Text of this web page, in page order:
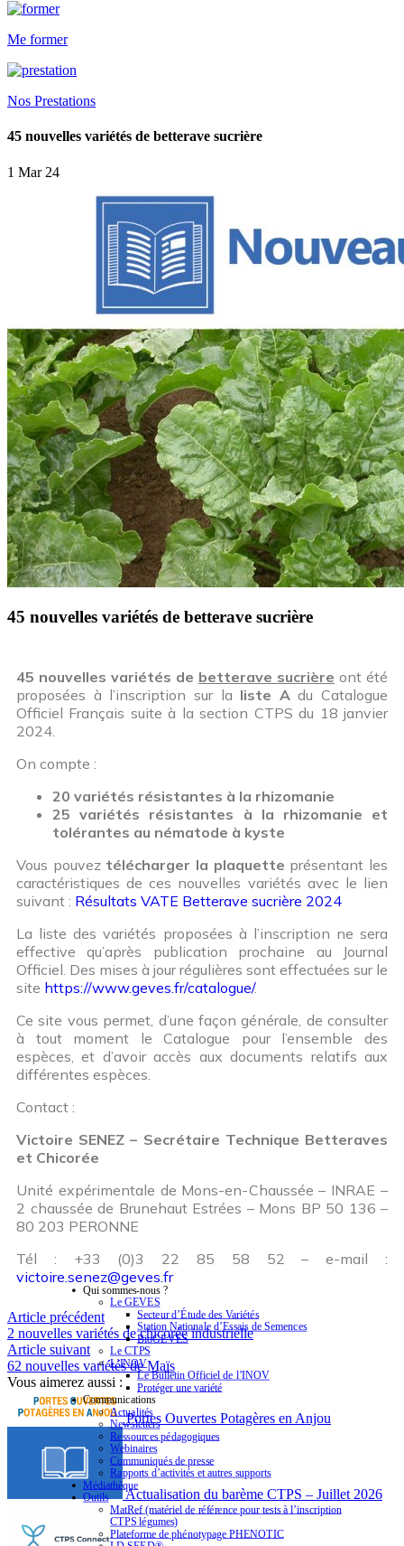
Me former
Nos Prestations
45 nouvelles variétés de betterave sucrière
1 Mar 24
45 nouvelles variétés de betterave sucrière
45 nouvelles variétés de betterave sucrière ont été
proposées à l’inscription sur la liste Adu Catalogue
Officiel Français suite à la section CTPS du 18 janvier
2024.
On compte :
20 variétés résistantes à la rhizomanie
25 variétés résistantes à la rhizomanie et
tolérantes au nématode à kyste
Vous pouvez télécharger la plaquette présentant les
caractéristiques de ces nouvelles variétés avec le lien
suivant : Résultats VATE Betterave sucrière 2024
La liste des variétés proposées à l’inscription ne sera
effective qu’après publication prochaine au Journal
Officiel. Des mises à jour régulières sont effectuées sur le
site https://www.geves.fr/catalogue/.
Ce site vous permet, d’une façon générale, de consulter
à tout moment le Catalogue pour l’ensemble des
espèces, et d’avoir accès aux documents relatifs aux
différentes espèces.
Contact :
Victoire SENEZ – Secrétaire Technique Betteraves
et Chicorée
Unité expérimentale de Mons-en-Chaussée – INRAE –
2 chaussée de Brunehaut Estrées – Mons BP 50 136 –
80 203 PERONNE
Tél : +33 (0)3 22 85 58 52 – e-mail :
victoire.senez@geves.fr
Article précédent
2 nouvelles variétés de chicorée industrielle
Article suivant
62 nouvelles variétés de Maïs
Vous aimerez aussi :
Portes Ouvertes Potagères en Anjou
Actualisation du barème CTPS – Juillet 2026
Qui sommes-nous ?
Le GEVES
Secteur d’Étude des Variétés
Station Nationale d’Essais de Semences
BioGEVES
Le CTPS
L’INOV
Le Bulletin Officiel de l’INOV
Protéger une variété
Communications
Actualités
Newsletters
Ressources pédagogiques
Webinaires
Communiqués de presse
Rapports d’activités et autres supports
Médiathèque
Outils
MatRef (matériel de référence pour tests à l’inscription
CTPS légumes)
Plateforme de phénotypage PHENOTIC